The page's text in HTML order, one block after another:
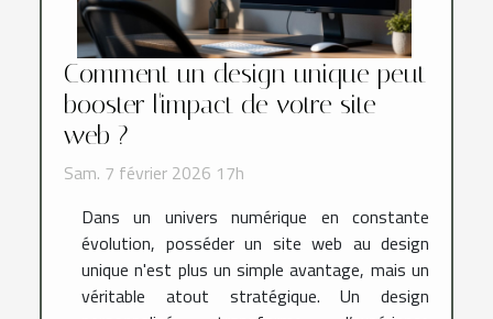
Comment un design unique peut
booster l'impact de votre site
web ?
Sam. 7 février 2026 17h
Dans un univers numérique en constante
évolution, posséder un site web au design
unique n'est plus un simple avantage, mais un
véritable atout stratégique. Un design